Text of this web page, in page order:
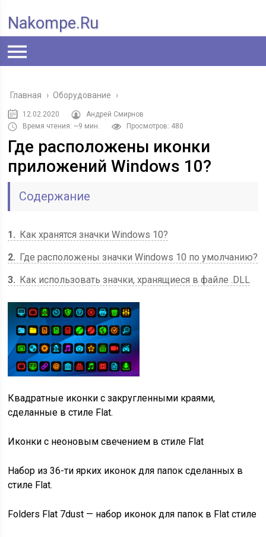
Nakompe.ru
Главная › Оборудование ›
12.02.2020
Андрей Смирнов
Время чтения: ~9 мин.
Просмотров: 480
Где расположены иконки
приложений Windows 10?
Содержание
1
Как хранятся значки Windows 10?
2
Где расположены значки Windows 10 по умолчанию?
3
Как использовать значки, хранящиеся в файле .DLL
Квадратные иконки с закругленными краями,
сделанные в стиле Flat.
Иконки с неоновым свечением в стиле Flat
Набор из 36-ти ярких иконок для папок сделанных в
стиле Flat.
Folders Flat 7dust — набор иконок для папок в Flat стиле